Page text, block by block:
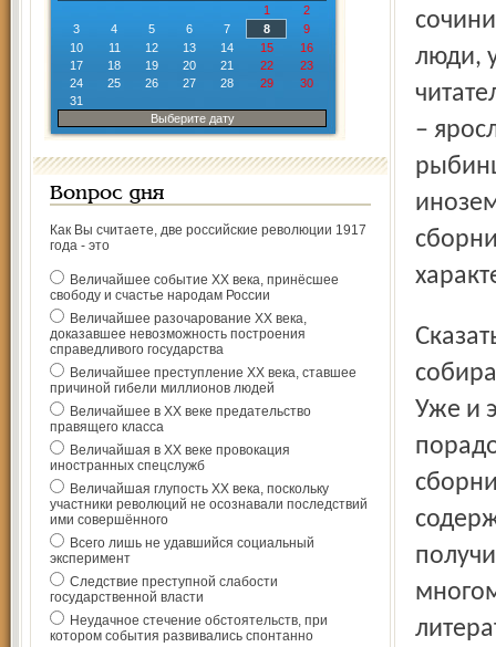
1
2
3
4 5 6 7 8
9
10
11 12 13 14 15
16
17
18 19 20 21 22
23
24
25 26 27 28 29
30
31
Выберите дату
Вопрос дня
Как Вы считаете, две российские революции 1917
года - это
Величайшее событие ХХ века, принёсшее
свободу и счастье народам России
Величайшее разочарование ХХ века,
доказавшее невозможность построения
справедливого государства
Величайшее преступление ХХ века, ставшее
причиной гибели миллионов людей
Величайшее в ХХ веке предательство
правящего класса
Величайшая в ХХ веке провокация
иностранных спецслужб
Величайшая глупость ХХ века, поскольку
участники революций не осознавали последствий
ими совершённого
Всего лишь не удавшийся социальный
эксперимент
Следствие преступной слабости
государственной власти
Неудачное стечение обстоятельств, при
котором события развивались спонтанно
люди,
–
Сказать по совести, нынче в Ярославле больше нигде не
Уже и